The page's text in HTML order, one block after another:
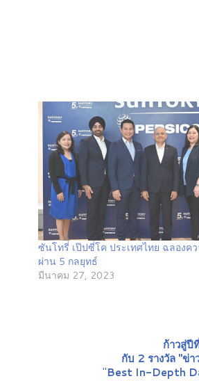
ซันโทรี่ เป๊ปซี่โค ประเทศไทย ฉลองค
ผ่าน 5 กลยุทธ์
มีนาคม 27, 2023
ก้าวสู่ปี
กับ 2 รางวัล "ข่า
"Best In-Depth